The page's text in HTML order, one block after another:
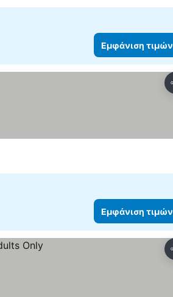
Εμφάνιση τιμών
Εμφάνιση τιμών